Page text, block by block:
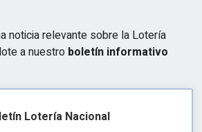
noticia relevante sobre la Lotería
a nuestro boletín informativo
Lotería Nacional